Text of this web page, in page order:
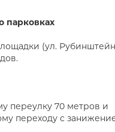
парковках
(ул.
переулку 70 метров и
переходу с